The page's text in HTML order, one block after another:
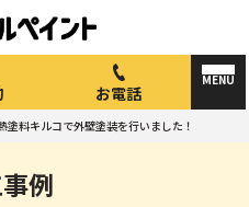
お電話
塗料キルコで外壁塗装を行いました！
例